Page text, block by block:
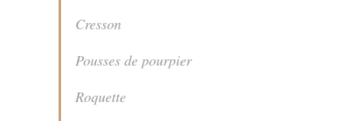
Cresson
Pousses de pourpier
Roquette